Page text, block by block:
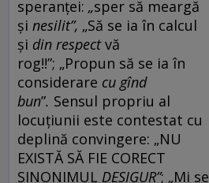
speranței: „sper să meargă
și nesilit”, „Să se ia în calcul
și din respectvă
rog!!”; „Propun să se ia în
considerare cu gînd
bun”. Sensul propriu al
locuțiunii este contestat cu
deplină convingere: „NU
EXISTĂ SĂ FIE CORECT
SINONIMUL DESIGUR”; „Mi se